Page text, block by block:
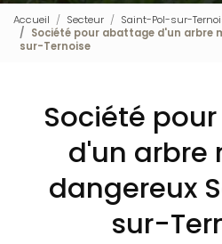
Accueil Secteur
Saint-Pol-sur-
Société pour abattage d'un arbre
sur-Ternoise
Société
d'un arbre
dangereux
sur-